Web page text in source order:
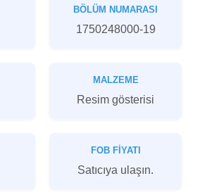
BÖLÜM NUMARASI
1750248000-19
MALZEME
Resim gösterisi
FOB FIYATI
Satıcıya ulaşın.